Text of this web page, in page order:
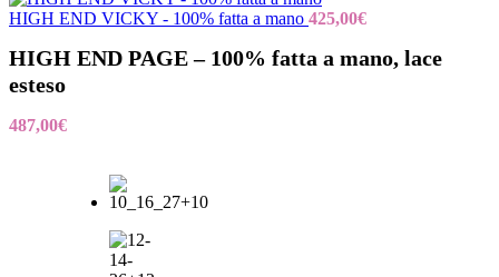
HIGH END VICKY - 100% fatta a mano 425,00€
HIGH END PAGE – 100% fatta a mano, lace
esteso
487,00€